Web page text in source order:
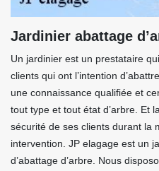
Jardinier abattage
Un jardinier est un prestataire
clients qui ont l’intention
une connaissance qualifiée et
tout type et tout état d’arbre. Et
sécurité de ses clients durant la
intervention. JP elagage est un
d’abattage d’arbre. Nous